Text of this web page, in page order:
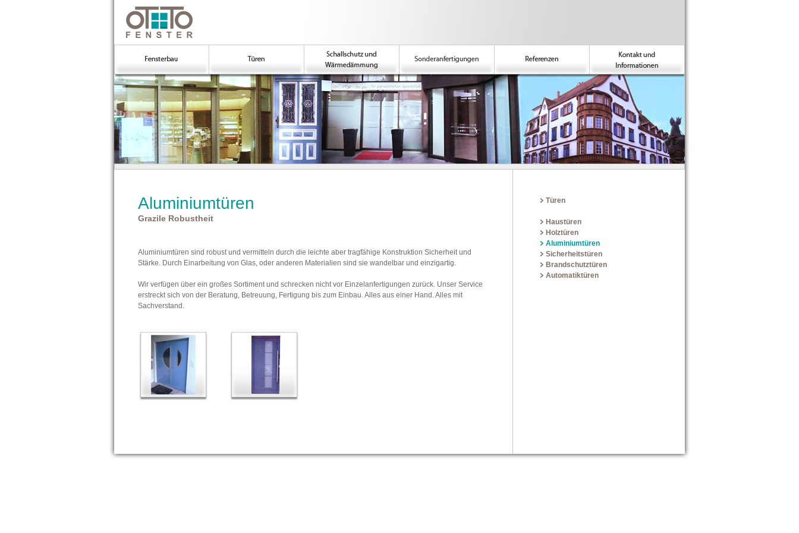
Aluminiumtüren
Grazile Robustheit
Aluminiumtüren sind robust und vermitteln durch die leichte aber tragfähige Konstruktion Sicherheit und
Stärke. Durch Einarbeitung von Glas, oder anderen Materialien sind sie wandelbar und einzigartig.
Wir verfügen über ein großes Sortiment und schrecken nicht vor Einzelanfertigungen zurück. Unser Service
erstreckt sich von der Beratung, Betreuung, Fertigung bis zum Einbau. Alles aus einer Hand. Alles mit
Sachverstand.
Türen
Haustüren
Holztüren
Aluminiumtüren
Sicherheitstüren
Brandschutztüren
Automatiktüren